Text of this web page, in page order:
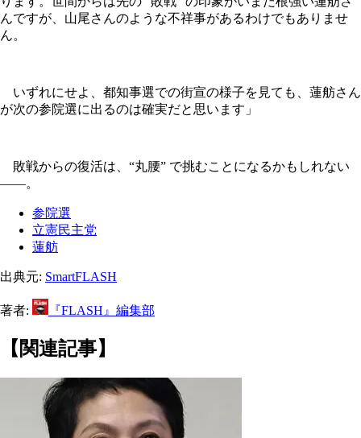
んですが、山尾さんのような不祥事があるわけでもありませ
ん。
いずれにせよ、都知事選での街宣の様子を見ても、蓮舫さん
が次の参院選に出るのは確実だと思います」
敗戦からの復活は、“丸腰” で挑むことになるかもしれない
――。
参院選
立憲民主党
蓮舫
出典元: SmartFLASH
著者: 『FLASH』編集部
【関連記事】